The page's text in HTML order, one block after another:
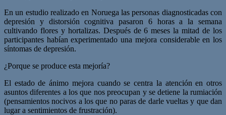
En un estudio realizado en Noruega las personas diagnosticadas con
depresión y distorsión cognitiva pasaron 6 horas a la semana
cultivando flores y hortalizas. Después de 6 meses la mitad de los
participantes habían experimentado una mejora considerable en los
síntomas de depresión.
¿Porque se produce esta mejoría?
El estado de ánimo mejora cuando se centra la atención en otros
asuntos diferentes a los que nos preocupan y se detiene la rumiación
(pensamientos nocivos a los que no paras de darle vueltas y que dan
lugar a sentimientos de frustración).